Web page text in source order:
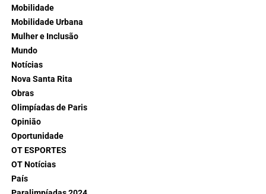
Mobilidade
Mobilidade Urbana
Mulher e Inclusão
Mundo
Notícias
Nova Santa Rita
Obras
Olimpíadas de Paris
Opinião
Oportunidade
OT ESPORTES
OT Notícias
País